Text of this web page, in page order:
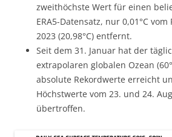
zweithöchste Wert für einen
ERA5-Datensatz, nur 0,01°C
2023 (20,98°C) entfernt.
Seit dem 31. Januar hat der
extrapolaren globalen Ozean
absolute Rekordwerte erreicht
Höchstwerte vom 23. und 24.
übertroffen.